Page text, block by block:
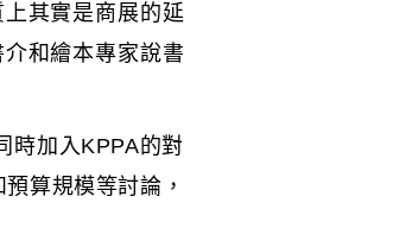
其實是商展的延
和繪本專家說書
時加入KPPA的對
算規模等討論，